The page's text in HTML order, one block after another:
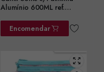
Alumínio 600ML ref.
Encomendar